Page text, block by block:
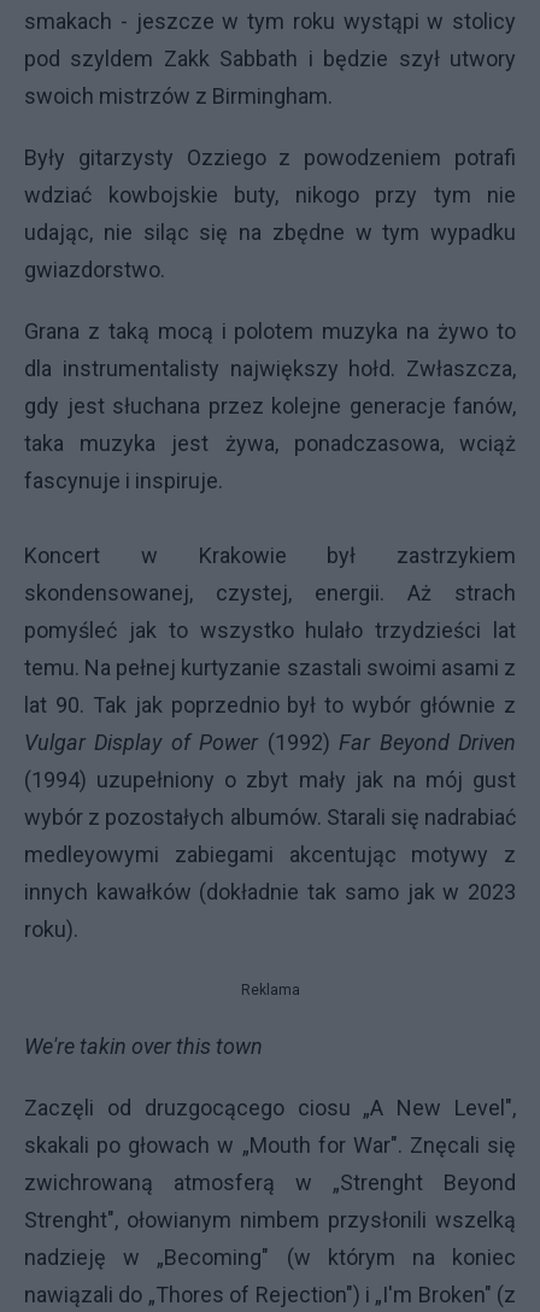
smakach - jeszcze w tym roku wystąpi w stolicy
pod szyldem Zakk Sabbath i będzie szył utwory
swoich mistrzów z Birmingham.
Były gitarzysty Ozziego z powodzeniem potrafi
wdziać kowbojskie buty, nikogo przy tym nie
udając, nie siląc się na zbędne w tym wypadku
gwiazdorstwo.
Grana z taką mocą i polotem muzyka na żywo to
dla instrumentalisty największy hołd. Zwłaszcza,
gdy jest słuchana przez kolejne generacje fanów,
taka muzyka jest żywa, ponadczasowa, wciąż
fascynuje i inspiruje.
Koncert w Krakowie był zastrzykiem
skondensowanej, czystej, energii. Aż strach
pomyśleć jak to wszystko hulało trzydzieści lat
temu. Na pełnej kurtyzanie szastali swoimi asami z
lat 90. Tak jak poprzednio był to wybór głównie z
Vulgar Display of Power (1992)Far Beyond Driven
(1994) uzupełniony o zbyt mały jak na mój gust
wybór z pozostałych albumów. Starali się nadrabiać
medleyowymi zabiegami akcentując motywy z
innych kawałków (dokładnie tak samo jak w 2023
roku).
Reklama
We're takin over this town
Zaczęli od druzgocącego ciosu „A New Level",
skakali po głowach w „Mouth for War". Znęcali się
zwichrowaną atmosferą w „Strenght Beyond
Strenght", ołowianym nimbem przysłonili wszelką
nadzieję w „Becoming" (w którym na koniec
nawiązali do „Thores of Rejection") i „I'm Broken" (z